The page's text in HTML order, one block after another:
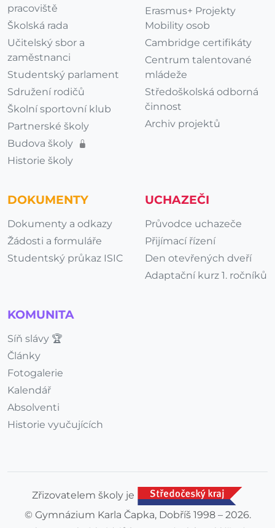
pracoviště
Školská rada
Učitelský sbor a
zaměstnanci
Studentský parlament
Sdružení rodičů
Školní sportovní klub
Partnerské školy
Budova školy
Historie školy
Erasmus+ Projekty
Mobility osob
Cambridge certifikáty
Centrum talentované
mládeže
Středoškolská odborná
činnost
Archiv projektů
DOKUMENTY
Dokumenty a odkazy
Žádosti a formuláře
Studentský průkaz ISIC
UCHAZEČI
Průvodce uchazeče
Přijímací řízení
Den otevřených dveří
Adaptační kurz 1. ročníků
KOMUNITA
Síň slávy 🏆
Články
Fotogalerie
Kalendář
Absolventi
Historie vyučujících
Zřizovatelem školy je
© Gymnázium Karla Čapka, Dobříš 1998 – 2026.